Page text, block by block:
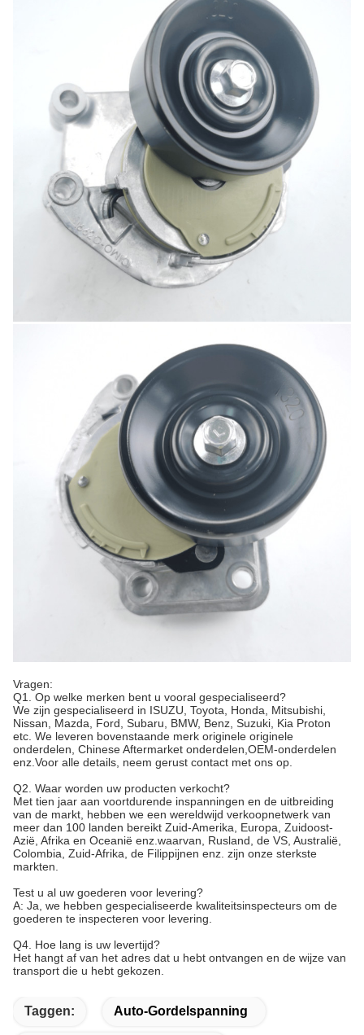
Vragen:
Q1. Op welke merken bent u vooral gespecialiseerd?
We zijn gespecialiseerd in ISUZU, Toyota, Honda, Mitsubishi,
Nissan, Mazda, Ford, Subaru, BMW, Benz, Suzuki, Kia Proton
etc. We leveren bovenstaande merk originele originele
onderdelen, Chinese Aftermarket onderdelen,OEM-onderdelen
enz.Voor alle details, neem gerust contact met ons op.
Q2. Waar worden uw producten verkocht?
Met tien jaar aan voortdurende inspanningen en de uitbreiding
van de markt, hebben we een wereldwijd verkoopnetwerk van
meer dan 100 landen bereikt Zuid-Amerika, Europa, Zuidoost-
Azië, Afrika en Oceanië enz.waarvan, Rusland, de VS, Australië,
Colombia, Zuid-Afrika, de Filippijnen enz. zijn onze sterkste
markten.
Test u al uw goederen voor levering?
A: Ja, we hebben gespecialiseerde kwaliteitsinspecteurs om de
goederen te inspecteren voor levering.
Q4. Hoe lang is uw levertijd?
Het hangt af van het adres dat u hebt ontvangen en de wijze van
transport die u hebt gekozen.
Taggen: Auto-Gordelspanning